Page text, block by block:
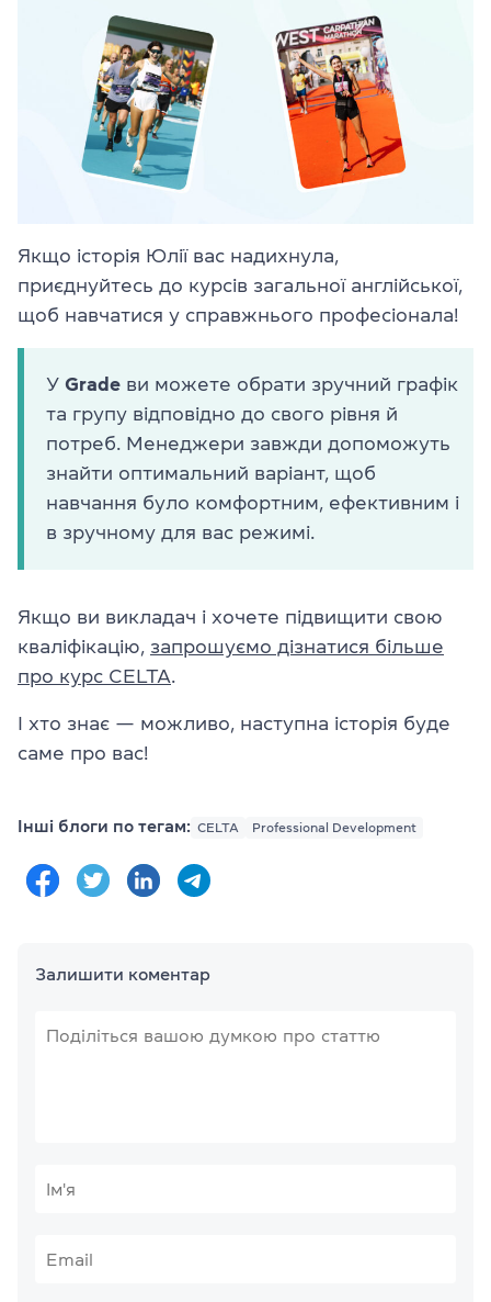
Якщо історія Юлії вас надихнула,
приєднуйтесь до курсів загальної англійської,
щоб навчатися у справжнього професіонала!
У Grade ви можете обрати зручний графік
та групу відповідно до свого рівня й
потреб. Менеджери завжди допоможуть
знайти оптимальний варіант, щоб
навчання було комфортним, ефективним і
в зручному для вас режимі.
Якщо ви викладач і хочете підвищити свою
кваліфікацію, запрошуємо дізнатися більше
про курс CELTA.
І хто знає — можливо, наступна історія буде
саме про вас!
Інші блоги по тегам: CELTA Professional Development
Залишити коментар